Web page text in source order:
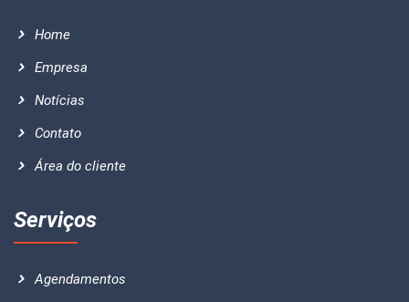
Home
Empresa
Notícias
Contato
Área do cliente
Serviços
Agendamentos